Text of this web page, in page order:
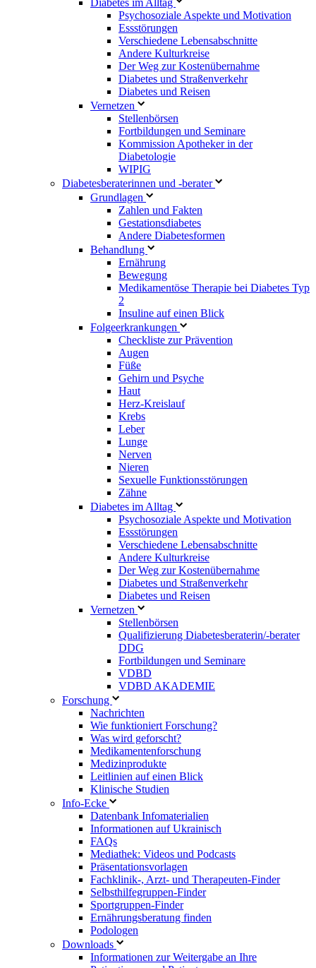
Psychosoziale Aspekte und Motivation
Essstörungen
Verschiedene Lebensabschnitte
Andere Kulturkreise
Der Weg zur Kostenübernahme
Diabetes und Straßenverkehr
Diabetes und Reisen
Vernetzen
Stellenbörsen
Fortbildungen und Seminare
Kommission Apotheker in der
Diabetologie
WIPIG
Diabetesberaterinnen und -berater
Grundlagen
Zahlen und Fakten
Gestationsdiabetes
Andere Diabetesformen
Behandlung
Ernährung
Bewegung
Medikamentöse Therapie bei Diabetes Typ
2
Insuline auf einen Blick
Folgeerkrankungen
Checkliste zur Prävention
Augen
Füße
Gehirn und Psyche
Haut
Herz-Kreislauf
Krebs
Leber
Lunge
Nerven
Nieren
Sexuelle Funktionsstörungen
Zähne
Diabetes im Alltag
Psychosoziale Aspekte und Motivation
Essstörungen
Verschiedene Lebensabschnitte
Andere Kulturkreise
Der Weg zur Kostenübernahme
Diabetes und Straßenverkehr
Diabetes und Reisen
Vernetzen
Stellenbörsen
Qualifizierung Diabetesberaterin/­-berater
DDG
Fortbildungen und Seminare
VDBD
VDBD AKADEMIE
Forschung
Nachrichten
Wie funktioniert Forschung?
Was wird geforscht?
Medikamentenforschung
Medizinprodukte
Leitlinien auf einen Blick
Klinische Studien
Info-Ecke
Datenbank Infomaterialien
Informationen auf Ukrainisch
FAQs
Mediathek: Videos und Podcasts
Präsentationsvorlagen
Fachklinik-, Arzt- und Therapeuten-Finder
Selbsthilfegruppen-Finder
Sportgruppen-Finder
Ernährungsberatung finden
Podologen
Downloads
Informationen zur Weitergabe an Ihre